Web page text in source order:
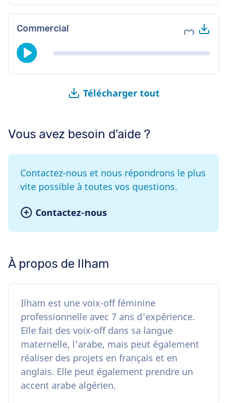
Commercial Ajouter
Télécharger tout
Vous avez besoin d'aide ?
Contactez-nous et nous répondrons le plus
vite possible à toutes vos questions.
Contactez-nous
À propos de Ilham
Ilham est une voix-off féminine
professionnelle avec 7 ans d'expérience.
Elle fait des voix-off dans sa langue
maternelle, l'arabe, mais peut également
réaliser des projets en français et en
anglais. Elle peut également prendre un
accent arabe algérien.